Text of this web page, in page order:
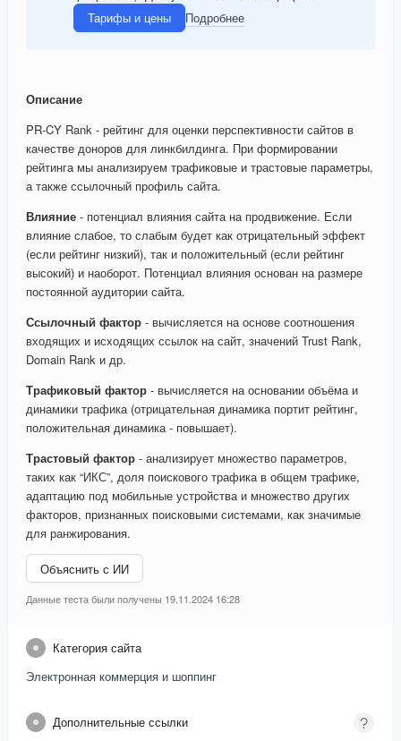
Тарифы и цены
Подробнее
Описание
PR-CY Rank - рейтинг для оценки перспективности сайтов в
качестве доноров для линкбилдинга. При формировании
рейтинга мы анализируем трафиковые и трастовые параметры,
а также ссылочный профиль сайта.
Влияние - потенциал влияния сайта на продвижение. Если
влияние слабое, то слабым будет как отрицательный эффект
(если рейтинг низкий), так и положительный (если рейтинг
высокий) и наоборот. Потенциал влияния основан на размере
постоянной аудитории сайта.
Ссылочный фактор - вычисляется на основе соотношения
входящих и исходящих ссылок на сайт, значений Trust Rank,
Domain Rank и др.
Трафиковый фактор - вычисляется на основании объёма и
динамики трафика (отрицательная динамика портит рейтинг,
положительная динамика - повышает).
Трастовый фактор - анализирует множество параметров,
таких как “ИКС”, доля поискового трафика в общем трафике,
адаптацию под мобильные устройства и множество других
факторов, признанных поисковыми системами, как значимые
для ранжирования.
Объяснить с ИИ
Данные теста были получены 19.11.2024 16:28
Категория сайта
Электронная коммерция и шоппинг
Дополнительные ссылки